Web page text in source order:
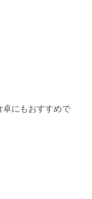
にもおすすめで